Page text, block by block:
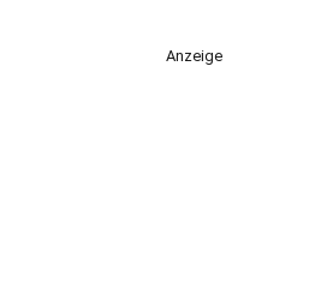
Anzeige